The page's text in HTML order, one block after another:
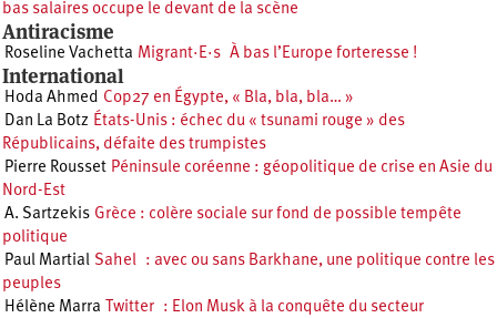
bas salaires occupe le devant de la scène
Antiracisme
Roseline Vachetta Migrant·E·s À bas l’Europe forteresse !
International
Hoda Ahmed Cop27 en Égypte, « Bla, bla, bla… »
Dan La Botz États-Unis : échec du « tsunami rouge » des
Républicains, défaite des trumpistes
Pierre Rousset Péninsule coréenne : géopolitique de crise en Asie du
Nord-Est
A. Sartzekis Grèce : colère sociale sur fond de possible tempête
politique
Paul Martial Sahel : avec ou sans Barkhane, une politique contre les
peuples
Hélène Marra Twitter : Elon Musk à la conquête du secteur